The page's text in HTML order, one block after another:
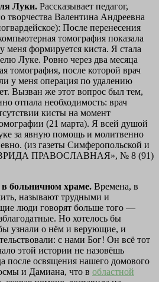
Луки. Рассказывает педагог,
творчества Валентина Андреевна
После перенесения
томография показала
меня формируется киста. Я стала
Луке. Ровно через два месяца
томография, после которой врач
у меня операция по удалению
Вызван же этот вопрос был тем,
отпала необходимость: врач
кисты на момент
(21 марта). Я всей душой
за явную помощь и молитвенно
(из газеты Симферопольской и
ПРАВОСЛАВНАЯ», № 8 (91)
больничном храме. Времена, в
называют трудными и
люди говорят больше того —
Но хотелось бы
узнали о нём и верующие, и
с нами Бог! Он всё тот
этой истории не назовёшь
после освящения нашего домового
и Дамиана, что в областной